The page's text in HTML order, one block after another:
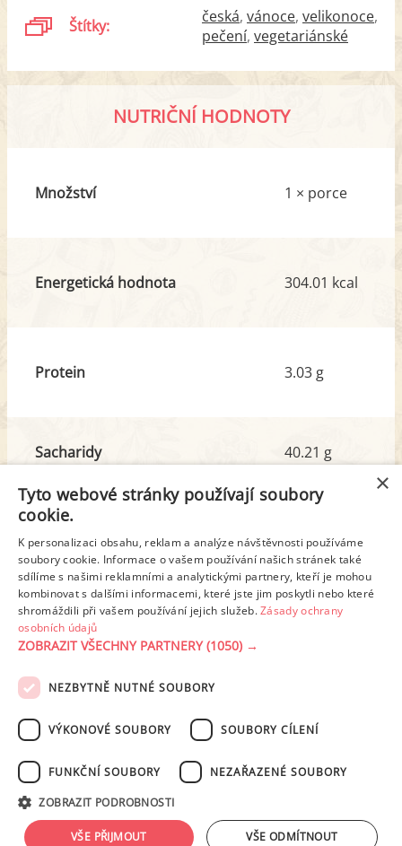
Štítky: česká vánoce velikonoce
pečení vegetariánské
NUTRIČNÍ HODNOTY
Množství 1 × porce
Energetická hodnota 304.01 kcal
Protein 3.03 g
Sacharidy
z toho cukr
40.21 g
32.00 g
Tuk
z toho nas. mastné kyseliny
14.60 g
5.96 g
Detailní rozpis
PODMÍNKY UŽITÍ ZÁSADY OCHRANY OSOBNÍCH ÚDAJŮ
NASTAVENÍ COOKIES
tohoto serveru je bez písemného souhlasu provozovatele zakázáno.
Design: Eva Roverová
×
Tyto webové stránky používají soubory
cookie.
K personalizaci obsahu, reklam a analýze návštěvnosti používáme
soubory cookie. Informace o vašem používání našich stránek také
sdílíme s našimi reklamními a analytickými partnery, kteří je mohou
kombinovat s dalšími informacemi, které jste jim poskytli nebo které
shromáždili při vašem používání jejich služeb.Zásady ochrany
osobních údajů
ZOBRAZIT VŠECHNY PARTNERY(1050) →
NEZBYTNĚ NUTNÉ SOUBORY
VÝKONOVÉ SOUBORY SOUBORY CÍLENÍ
FUNKČNÍ SOUBORY NEZAŘAZENÉ SOUBORY
ZOBRAZIT PODROBNOSTI
VŠE PŘIJMOUT VŠE ODMÍTNOUT